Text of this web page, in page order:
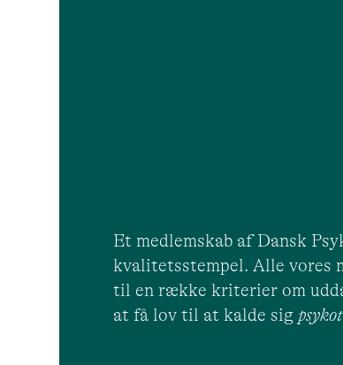
Et medlemskab af Dansk
kvalitetsstempel. Alle vores
til en række kriterier om
at få lov til at kalde sig